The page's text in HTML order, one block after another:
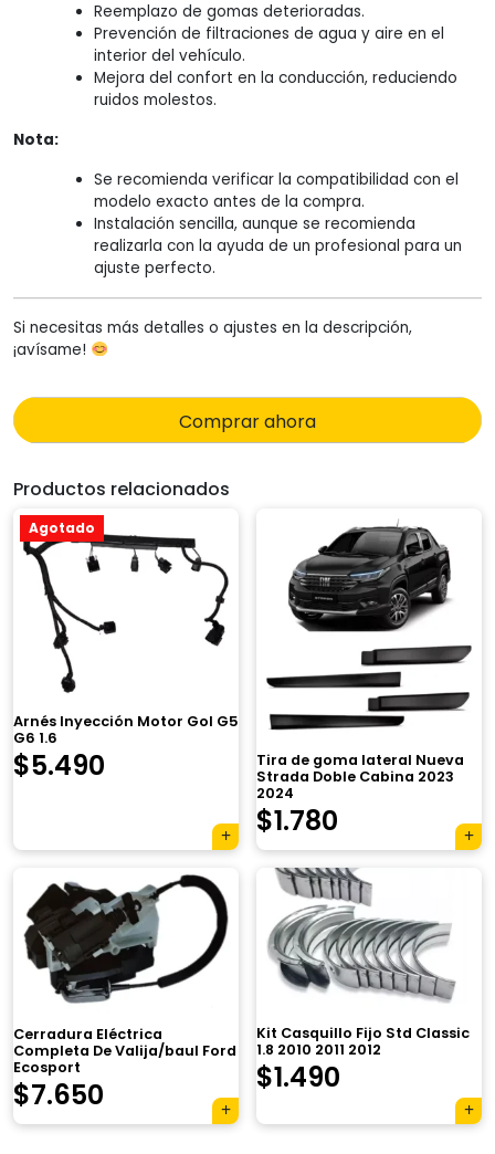
Reemplazo de gomas deterioradas.
Prevención de filtraciones de agua y aire en el
interior del vehículo.
Mejora del confort en la conducción, reduciendo
ruidos molestos.
Nota:
Se recomienda verificar la compatibilidad con el
modelo exacto antes de la compra.
Instalación sencilla, aunque se recomienda
realizarla con la ayuda de un profesional para un
ajuste perfecto.
Si necesitas más detalles o ajustes en la descripción,
¡avísame!
Comprar ahora
Productos relacionados
Agotado
Arnés Inyección Motor Gol G5
G6 1.6
$5.490
Tira de goma lateral Nueva
Strada Doble Cabina 2023
2024
$1.780
Cerradura Eléctrica
Completa De Valija/baul Ford
Ecosport
$7.650
Kit Casquillo Fijo Std Classic
1.8 2010 2011 2012
$1.490
×
Tu carrito está vacío.